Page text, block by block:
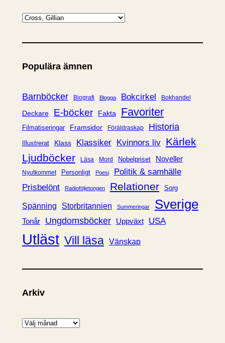
K
t
g
r
i
Populära ämnen
Barnböcker Biografi Blogga Bokcirkel Bokhandel
Deckare E-böcker Fakta Favoriter
Filmatiseringar Framsidor Föräldraskap Historia
Illustrerat Klass Klassiker Kvinnors liv Kärlek
Ljudböcker
Läsa Mord Nobelpriset Noveller
Nyutkommet Personligt Poesi
Politik & samhälle
Prisbelönt
Radioföljetongen Relationer Sorg
Spänning Storbritannien Summeringar Sverige
Tonår Ungdomsböcker Uppväxt USA
Utläst Vill läsa Vänskap
Arkiv
A